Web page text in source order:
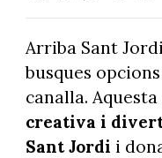
Arriba Sant
busques
canalla. Aquesta
creativa i
Sant Jordi i